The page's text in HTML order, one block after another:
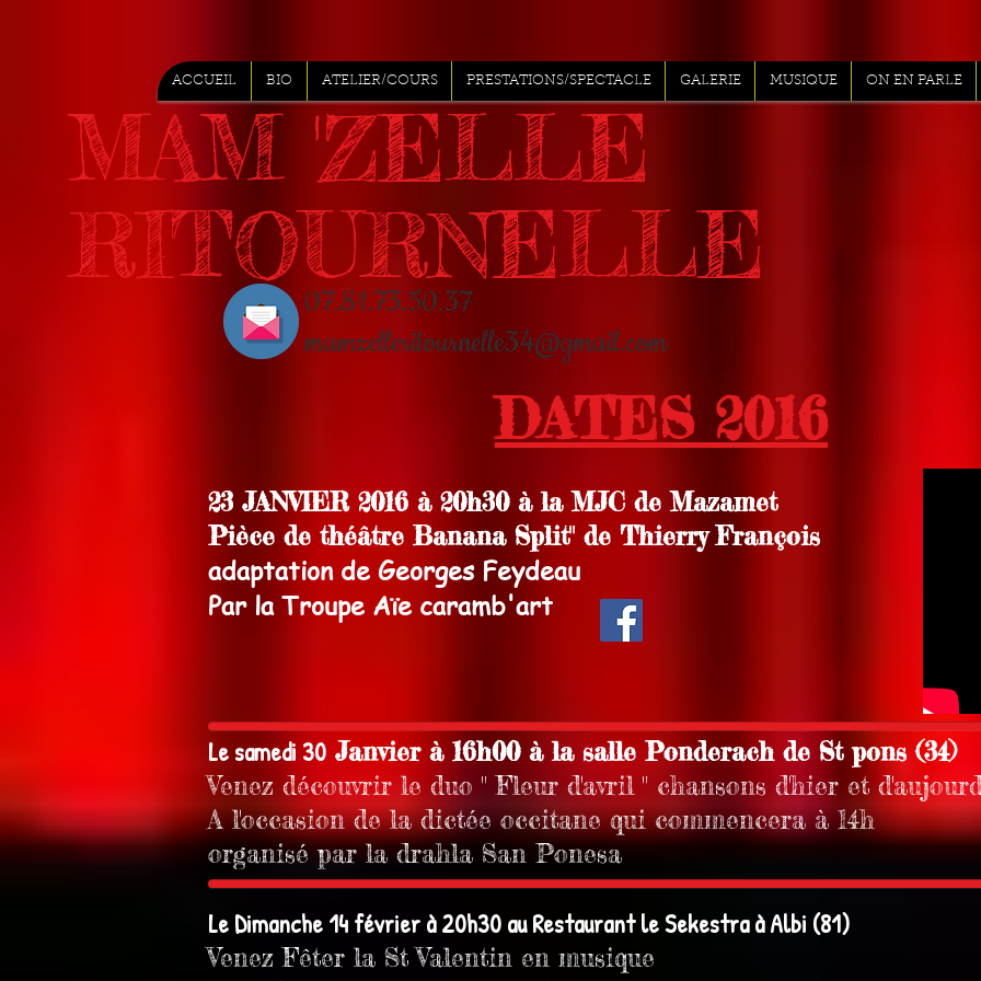
ACCUEIL BIO ATELIER/COURS PRESTATIONS/SPECTACLE GALERIE MUSIQUE ON EN PARLE
MAM 'ZELLE
RITOURNELLE
07.81.73.50.37
mamzelleritournelle34@gmail.com
DATES 2016
23 JANVIER 2016 à 20h30 à la MJC de Mazamet
Pièce de théâtre Banana Split" de Thierry François
adaptation de Georges Feydeau
Par la Troupe Aïe caramb'art
​Le samedi 30 Janvier à 16h00 à la salle Ponderach de St pons (34)
Venez découvrir le duo " Fleur d'avril " chansons d'hier et
A l'occasion de la dictée occitane qui commencera à 14h
organisé par la drahla San Ponesa
Le Dimanche 14 février à 20h30 au Restaurant le Sekestra à Albi (81)
Venez Fêter la St Valentin en musique